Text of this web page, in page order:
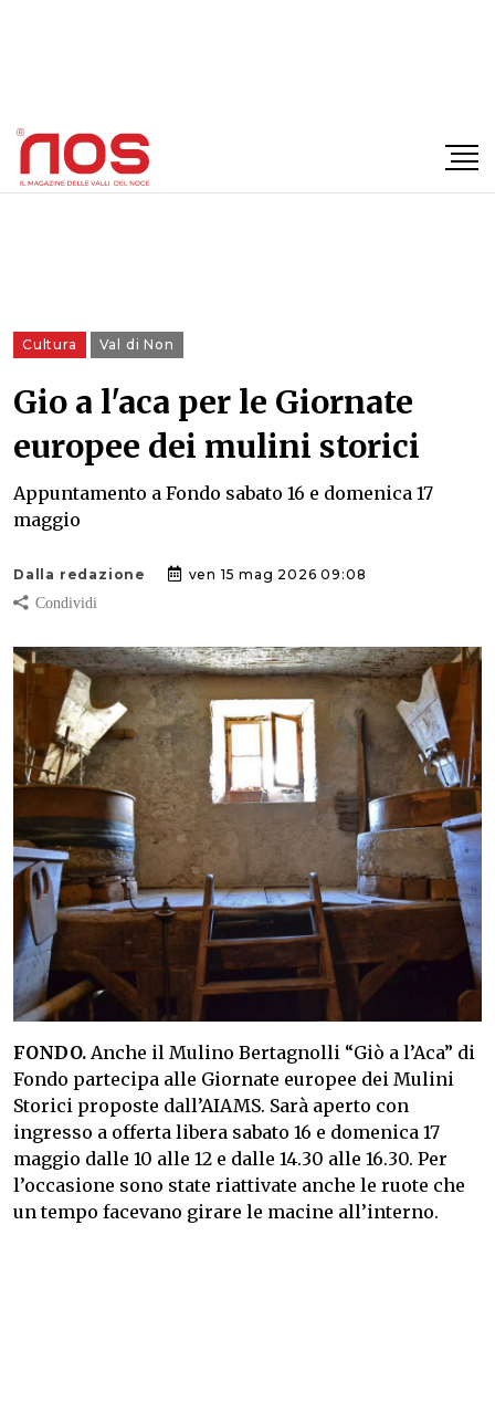
Cultura Val di Non
Gio a l'aca per le Giornate
europee dei mulini storici
Appuntamento a Fondo sabato 16 e domenica 17
maggio
Dalla redazione ven 15 mag 2026 09:08
FONDO. Anche il Mulino Bertagnolli “Giò a l’Aca” di
Fondo partecipa alle Giornate europee dei Mulini
Storici proposte dall’AIAMS. Sarà aperto con
ingresso a offerta libera sabato 16 e domenica 17
maggio dalle 10 alle 12 e dalle 14.30 alle 16.30. Per
l’occasione sono state riattivate anche le ruote che
un tempo facevano girare le macine all’interno.